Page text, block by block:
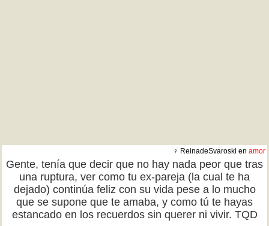
♀ ReinadeSvaroski en amor
Gente, tenía que decir que no hay nada peor que tras
una ruptura, ver como tu ex-pareja (la cual te ha
dejado) continúa feliz con su vida pese a lo mucho
que se supone que te amaba, y como tú te hayas
estancado en los recuerdos sin querer ni vivir. TQD